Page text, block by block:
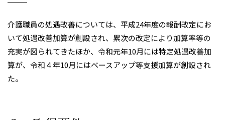
介護職員の処遇改善については、平成24年度の報酬改定にお
いて処遇改善加算が創設され、累次の改定により加算率等の
充実が図られてきたほか、令和元年10月には特定処遇改善加
算が、令和４年10月にはベースアップ等支援加算が創設され
た。